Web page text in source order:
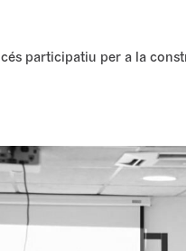
participatiu per a la